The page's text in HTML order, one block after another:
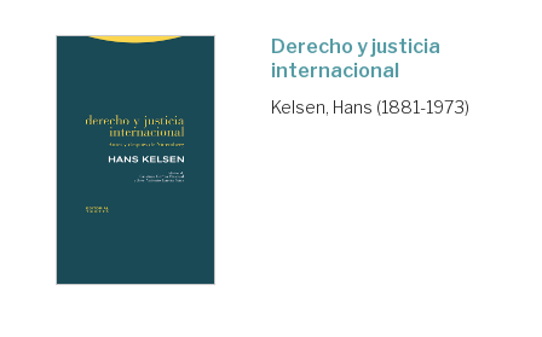
Derecho y justicia
internacional
Kelsen, Hans (1881-1973)